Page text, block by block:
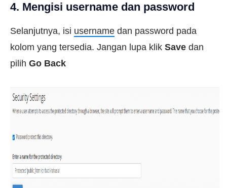
4. Mengisi username dan password
Selanjutnya, isi username dan password pada
kolom yang tersedia. Jangan lupa klik Save dan
pilih Go Back